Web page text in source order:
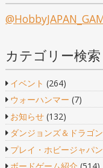
カテゴリー検索
イベント (264)
ウォーハンマー (7)
お知らせ(132)
ダンジョンズ＆ドラゴ
プレイ・ホビージャパン